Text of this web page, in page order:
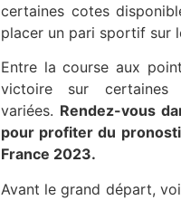
certaines cotes
placer un pari sportif sur
Entre la course aux
victoire sur
variées. Rendez-vous
pour profiter du
France 2023.
Avant le grand départ,